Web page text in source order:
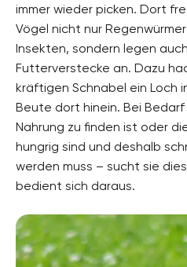
immer wieder picken. Dort
Vögel nicht nur
Insekten, sondern legen
Futterverstecke an. Dazu
kräftigen Schnabel ein Loch
Beute dort hinein. Bei
Nahrung zu finden ist oder
hungrig sind und deshalb
werden muss – sucht sie
bedient sich daraus.